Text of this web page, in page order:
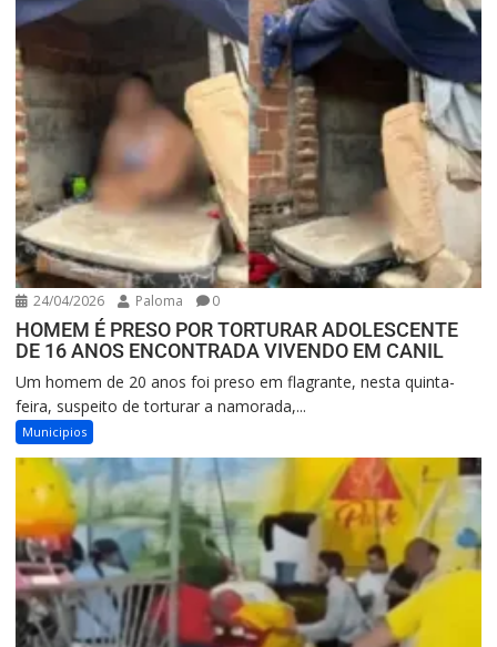
24/04/2026 Paloma 0
HOMEM É PRESO POR TORTURAR ADOLESCENTE
DE 16 ANOS ENCONTRADA VIVENDO EM CANIL
Um homem de 20 anos foi preso em flagrante, nesta quinta-
feira, suspeito de torturar a namorada,...
Municipios